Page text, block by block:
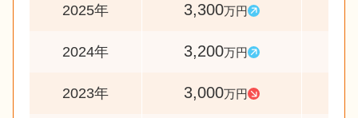
2025年 3,300万円
2024年 3,200万円
2023年 3,000万円